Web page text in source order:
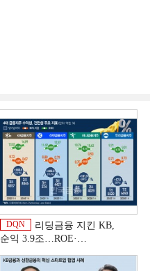
DQN
리딩금융 지킨 KB,
순익 3.9조…ROE·
상반기 금융 리그테이블]